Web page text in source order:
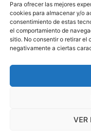
Para ofrecer las mejores
cookies para almacenar y/o
consentimiento de estas
el comportamiento de
sitio. No consentir o retirar el
negativamente a ciertas
VER
HORARIO ALMACÉN
LUNES A VIERNES
ENTÉRATE DE TODO
Copyright © 2026